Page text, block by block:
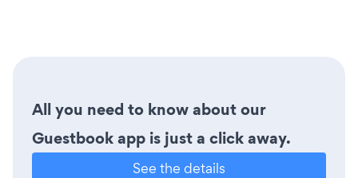
All you need to know about our
Guestbook app is just a click away.
See the details